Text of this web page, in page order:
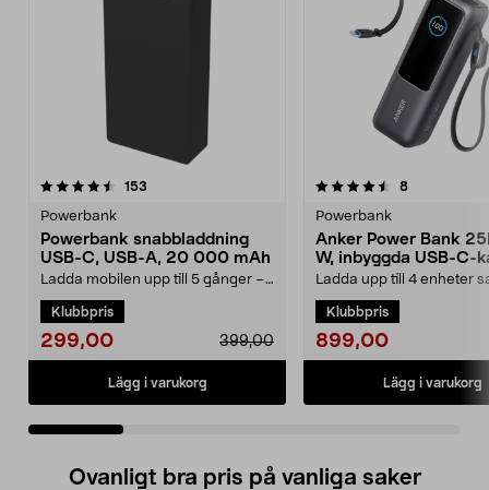
153
Powerbank
Powerbank snabbladdning
USB-C, USB-A, 20 000 mAh
Ladda mobilen upp till 5 gånger –
powerbank – 20...
Klubbpris
299,00 399,00
Lägg i varukorg
4.5 av 5 stjärnor 8recensioner
Powerbank
Anker Power Bank
W, inbyggda USB-C-
Ladda upp till 4 enheter
25 000 mAh powe...
Klubbpris
899,00
Lägg i varukorg
3.5 av 5 stjärnor
Ovanligt bra pris på vanliga saker